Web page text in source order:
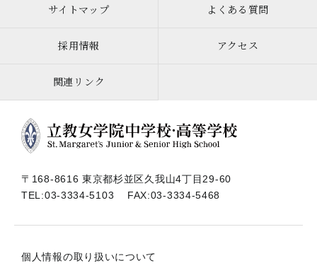
サイトマップ よくある質問
採用情報 アクセス
関連リンク
〒168-8616 東京都杉並区久我山4丁目29-60
TEL:03-3334-5103 FAX:03-3334-5468
個人情報の取り扱いについて